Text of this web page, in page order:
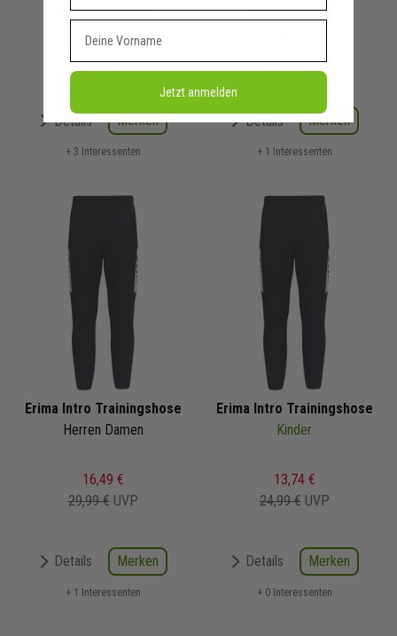
Kinder| 3102101
16,49 €
29,99 € UVP
Details Merken
+ 3 Interessenten
Kinder| 3100701
44,99 € UVP
Details Merken
+ 1 Interessenten
Erima Intro Trainingshose
Herren Damen
16,49 €
29,99 € UVP
Details Merken
+ 1 Interessenten
Erima Intro Trainingshose
Kinder
13,74 €
24,99 € UVP
Details Merken
+ 0 Interessenten
Vorname
Jetzt anmelden